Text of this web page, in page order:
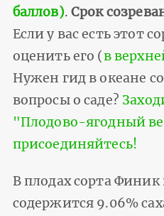
баллов).Срок
Если у вас есть этот
оценить его (в
Нужен гид в океане
вопросы о саде?
"Плодово-ягодный
присоединяйтесь!
В плодах сорта Финик
содержится 9.06%